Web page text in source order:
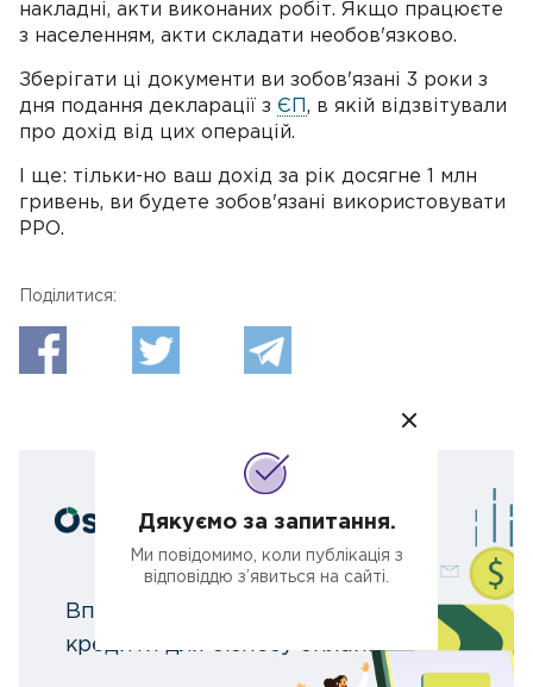
накладні, акти виконаних робіт. Якщо працюєте
з населенням, акти складати необов'язково.
Зберігати ці документи ви зобов'язані 3 роки з
дня подання декларації з ЄП , в якій відзвітували
про дохід від цих операцій.
І ще: тільки-но ваш дохід за рік досягне 1 млн
гривень, ви будете зобов'язані використовувати
РРО.
Поділитися:
Вперше швидкі банківські
кредити для бізнесу онлайн
Дякуємо за запитання.
Ми повідомимо, коли публікація з
відповіддю з’явиться на сайті.